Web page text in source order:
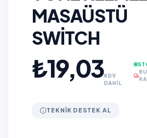
MASAÜSTÜ
SWITCH
₺19,03KDV
DAHİL
TEKNIK DESTEK AL